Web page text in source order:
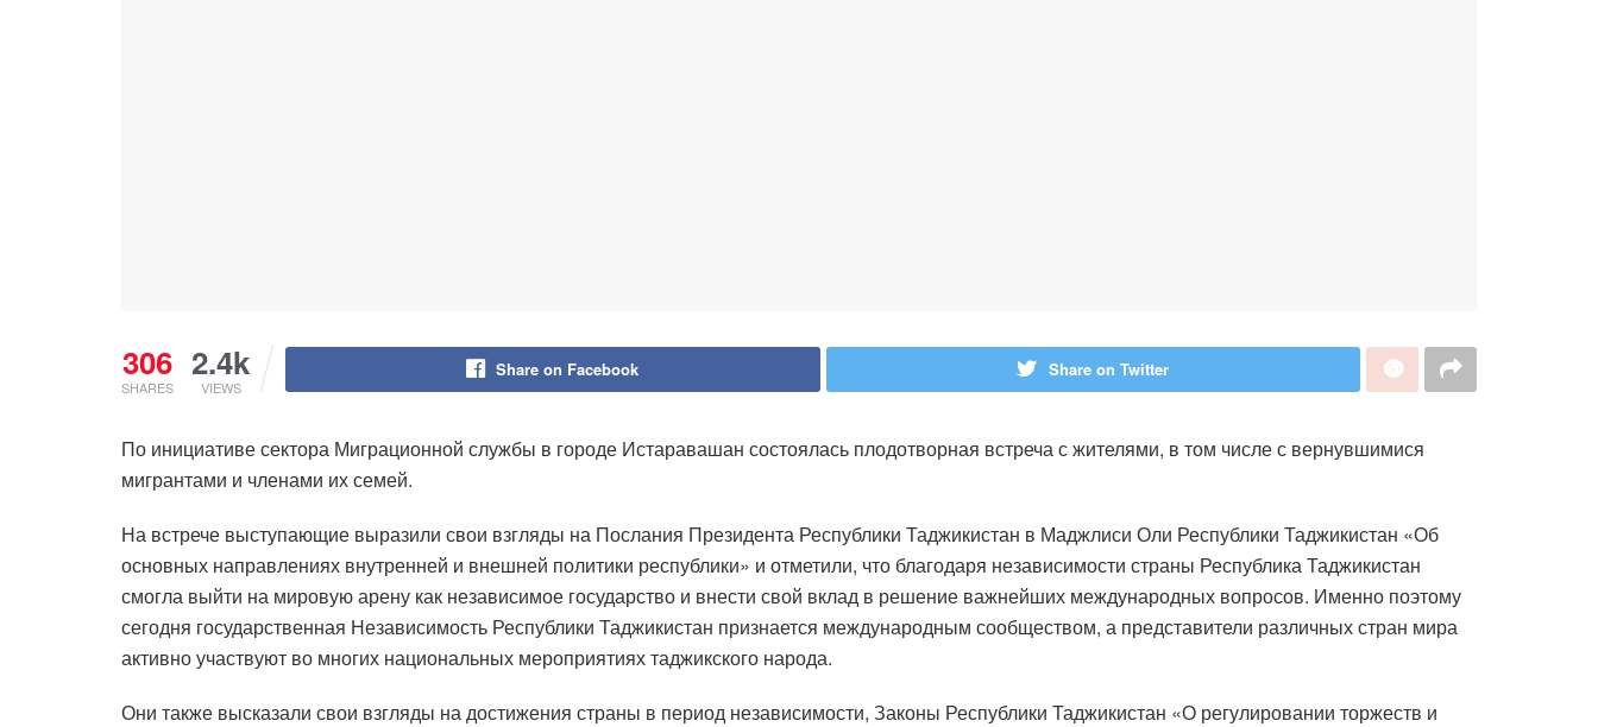
306
SHARES
2.4k
VIEWS
Share on Facebook Share on Twitter
По инициативе сектора Миграционной службы в городе Истаравашан состоялась плодотворная встреча с жителями, в том числе с вернувшимися
мигрантами и членами их семей.
На встрече выступающие выразили свои взгляды на Послания Президента Республики Таджикистан в Маджлиси Оли Республики Таджикистан «Об
основных направлениях внутренней и внешней политики республики» и отметили, что благодаря независимости страны Республика Таджикистан
смогла выйти на мировую арену как независимое государство и внести свой вклад в решение важнейших международных вопросов. Именно поэтому
сегодня государственная Независимость Республики Таджикистан признается международным сообществом, а представители различных стран мира
активно участвуют во многих национальных мероприятиях таджикского народа.
Они также высказали свои взгляды на достижения страны в период независимости, Законы Республики Таджикистан «О регулировании торжеств и